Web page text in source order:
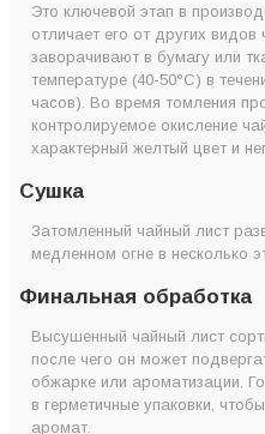
Это ключевой этап в
отличает его от других
заворачивают в бумагу или
температуре (40-50°C) в
часов). Во время томления
контролируемое окисление
характерный желтый цвет и
Сушка
Затомленный чайный лист
медленном огне в несколько
Финальная обработка
Высушенный чайный лист
после чего он может
обжарке или ароматизации.
в герметичные упаковки,
аромат.